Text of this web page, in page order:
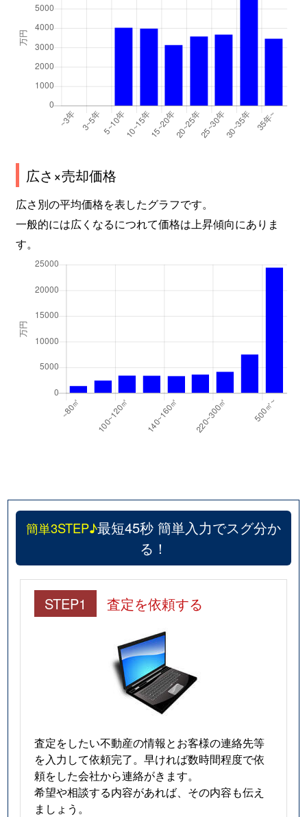
広さ×売却価格
広さ別の平均価格を表したグラフです。
一般的には広くなるにつれて価格は上昇傾向にありま
す。
簡単3STEP♪最短45秒 簡単入力でスグ分か
る！
STEP1 査定を依頼する
査定をしたい不動産の情報とお客様の連絡先等
を入力して依頼完了。早ければ数時間程度で依
頼をした会社から連絡がきます。
希望や相談する内容があれば、その内容も伝え
ましょう。